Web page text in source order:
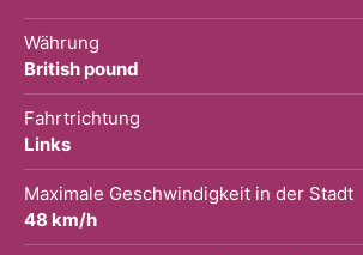
Währung
British pound
Fahrtrichtung
Links
Maximale Geschwindigkeit in der Stadt
48 km/h